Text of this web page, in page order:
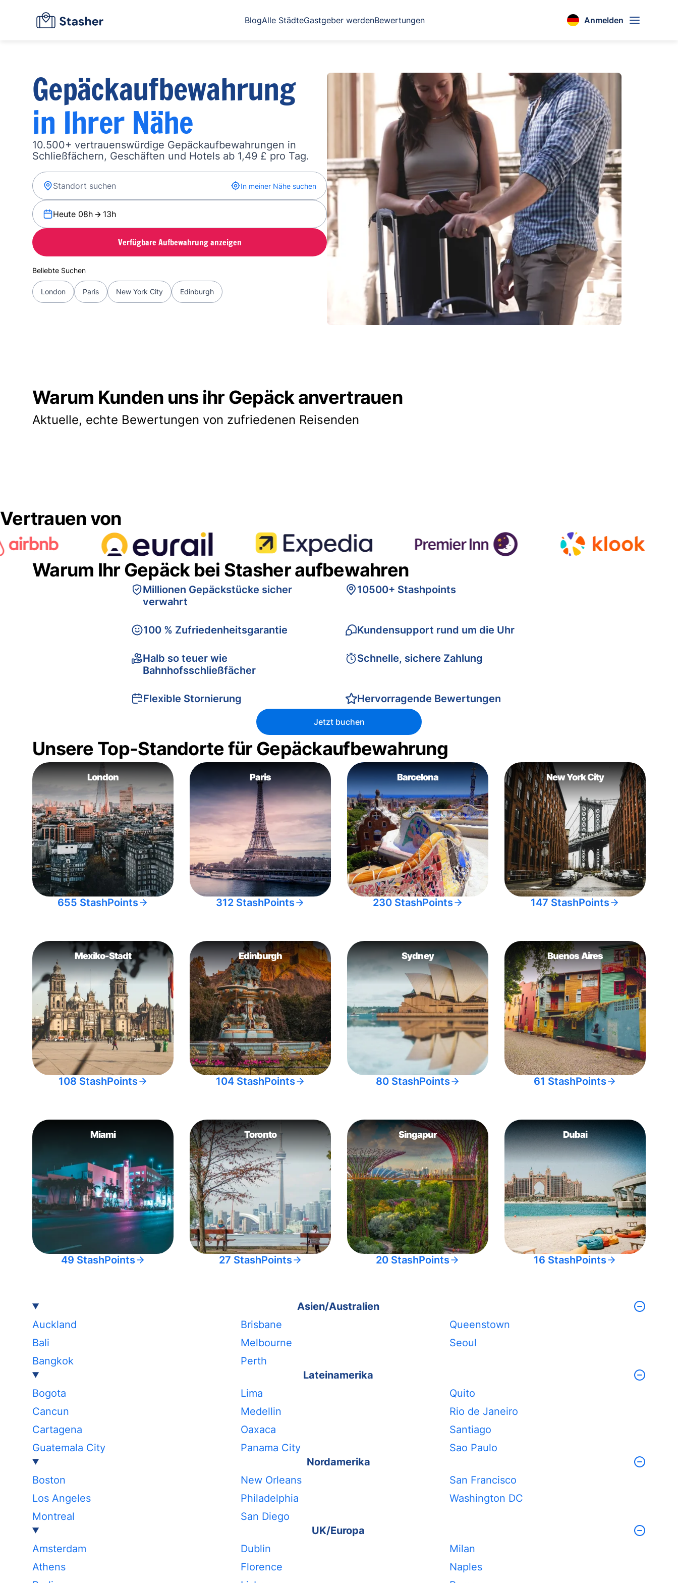
BlogAlle StädteGastgeber werdenBewertungen Anmelden
Gepäckaufbewahrung
in Ihrer Nähe
10.500+ vertrauenswürdige Gepäckaufbewahrungen in
Schließfächern, Geschäften und Hotels ab 1,49 £ pro Tag.
In meiner Nähe suchen
Heute 08h 13h
Verfügbare Aufbewahrung anzeigen
Beliebte Suchen
London Paris New York City Edinburgh
Warum Kunden uns ihr Gepäck anvertrauen
Aktuelle, echte Bewertungen von zufriedenen Reisenden
Vertrauen von
Warum Ihr Gepäck bei Stasher aufbewahren
Millionen Gepäckstücke sicher
verwahrt
100 % Zufriedenheitsgarantie
Halb so teuer wie
Bahnhofsschließfächer
Flexible Stornierung
10500+ Stashpoints
Kundensupport rund um die Uhr
Schnelle, sichere Zahlung
Hervorragende Bewertungen
Jetzt buchen
Unsere Top-Standorte für Gepäckaufbewahrung
London
655 StashPoints
Paris
312 StashPoints
Barcelona
230 StashPoints
New York City
147 StashPoints
Mexiko-Stadt
108 StashPoints
Edinburgh
104 StashPoints
Sydney
80 StashPoints
Buenos Aires
61 StashPoints
Miami
49 StashPoints
Toronto
27 StashPoints
Singapur
20 StashPoints
Dubai
16 StashPoints
Asien/Australien
Auckland
Bali
Bangkok
Brisbane
Melbourne
Perth
Queenstown
Seoul
Lateinamerika
Bogota
Cancun
Cartagena
Guatemala City
Lima
Medellin
Oaxaca
Panama City
Quito
Rio de Janeiro
Santiago
Sao Paulo
Nordamerika
Boston
Los Angeles
Montreal
New Orleans
Philadelphia
San Diego
San Francisco
Washington DC
UK/Europa
Amsterdam
Athens
Dublin
Florence
Milan
Naples